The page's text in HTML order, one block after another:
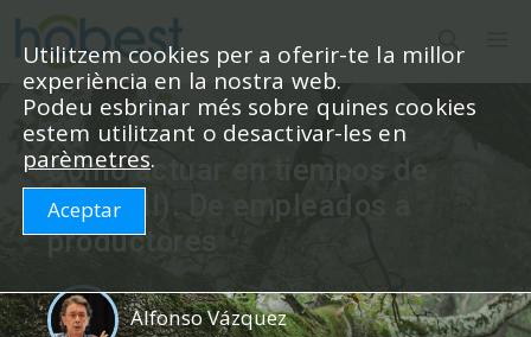
Vés
al
contingut
Cómo actuar en tiempos de
crisis (II). De empleados a
productores
Alfonso Vázquez
Utilitzem cookies per a oferir-te la millor
experiència en la nostra web.
Podeu esbrinar més sobre quines cookies
estem utilitzant o desactivar-les en
parèmetres.
Aceptar